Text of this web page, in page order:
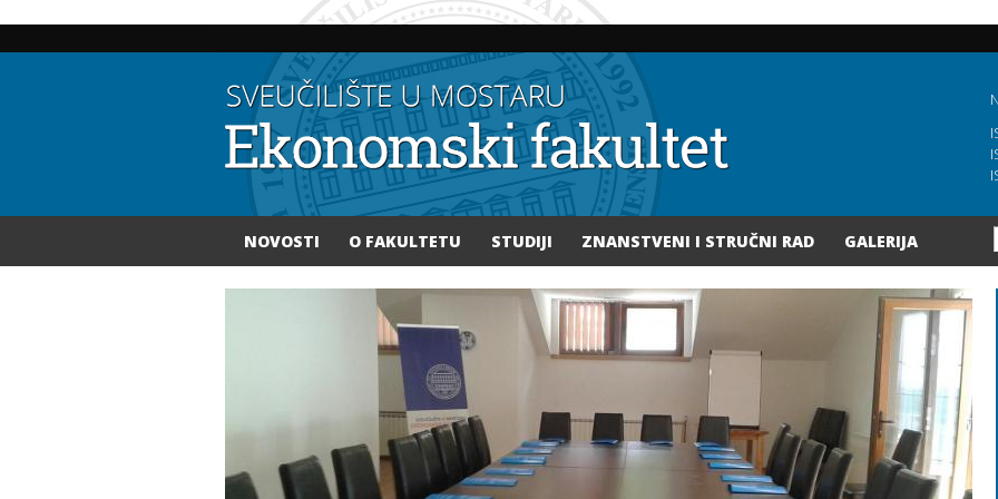
glavni
NOVOSTI O FAKULTETU STUDIJI ZNANSTVENI I STRUČNI RAD GALERIJA